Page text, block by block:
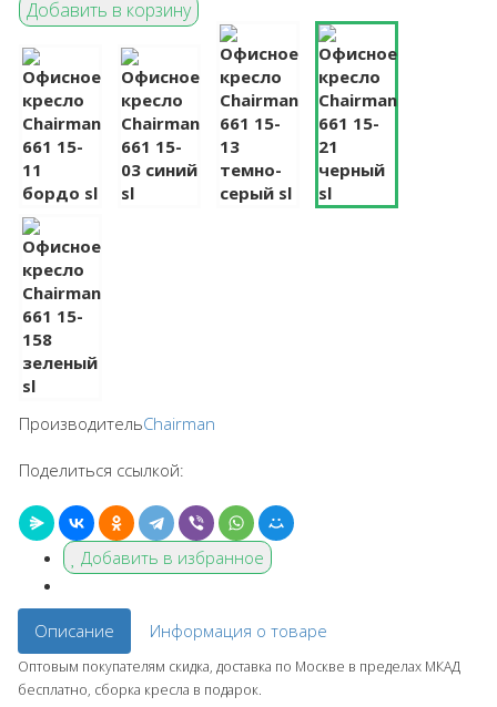
ПроизводительChairman
Поделиться ссылкой:
Добавить в избранное
Описание Информация о товаре
Оптовым покупателям скидка, доставка по Москве в пределах МКАД
бесплатно, сборка кресла в подарок.